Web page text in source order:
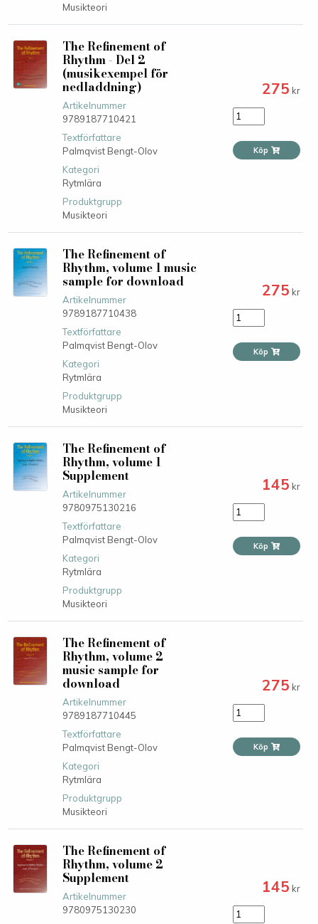
Musikteori
The Refinement of
Rhythm - Del 2
(musikexempel för
nedladdning)
Artikelnummer
9789187710421
Textförfattare
Palmqvist Bengt-Olov
Kategori
Rytmlära
Produktgrupp
Musikteori
275 kr
Köp
The Refinement of
Rhythm, volume 1 music
sample for download
Artikelnummer
9789187710438
Textförfattare
Palmqvist Bengt-Olov
Kategori
Rytmlära
Produktgrupp
Musikteori
275 kr
Köp
The Refinement of
Rhythm, volume 1
Supplement
Artikelnummer
9780975130216
Textförfattare
Palmqvist Bengt-Olov
Kategori
Rytmlära
Produktgrupp
Musikteori
145 kr
Köp
The Refinement of
Rhythm, volume 2
music sample for
download
Artikelnummer
9789187710445
Textförfattare
Palmqvist Bengt-Olov
Kategori
Rytmlära
Produktgrupp
Musikteori
275 kr
Köp
The Refinement of
Rhythm, volume 2
Supplement
Artikelnummer
9780975130230
145 kr